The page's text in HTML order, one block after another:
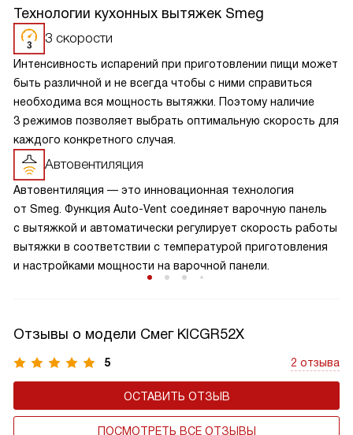
Технологии кухонных вытяжек Smeg
3 скорости
Интенсивность испарений при приготовлении пищи может
быть различной и не всегда чтобы с ними справиться
необходима вся мощность вытяжки. Поэтому наличие
3 режимов позволяет выбрать оптимальную скорость для
каждого конкретного случая.
Автовентиляция
Автовентиляция — это инновационная технология
от Smeg. Функция Auto-Vent соединяет варочную панель
с вытяжкой и автоматически регулирует скорость работы
вытяжки в соответствии с температурой приготовления
и настройками мощности на варочной панели.
Отзывы о модели Смег KICGR52X
5 2 отзыва
ОСТАВИТЬ ОТЗЫВ
ПОСМОТРЕТЬ ВСЕ ОТЗЫВЫ